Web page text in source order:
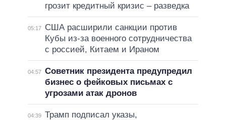
грозит кредитный кризис – разведка
05:17
США расширили санкции против
Кубы из-за военного сотрудничества
с россией, Китаем и Ираном
04:57 Советник президента предупредил
бизнес о фейковых письмах с
угрозами атак дронов
04:39 Трамп подписал указы,